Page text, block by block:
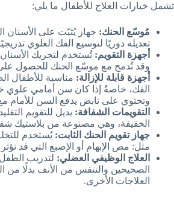
تشمل خيارات العلاج للأطفال ما يلي:
مُوسّع الحنك: جهاز يُثبّت على الأسنان
تعديله دوريًا لتوسيع الفك العلوي
أجهزة التقويم: تُستخدم لتحريك
وقد تُدمج مع موسّع الحنك للحصول
أجهزة قابلة للإزالة: مناسبة للأطفال
الفك، خاصةً إذا كان سن أمامي علوي
وتحتوي على نابض يدفع السن للأمام
التقويمات الشفافة: بديل للتقويم
الخفيفة، وهي مصنوعة من بلاستيك
جهاز تقويم الحنك الثابت:يُستخدم
مثل: مص الإبهام أو الإصبع التي قد
العلاج الوظيفي العضلي: لتدريب
الصحيحين والتنفس من الأنف بدلًا من
العلاجات الأخرى.